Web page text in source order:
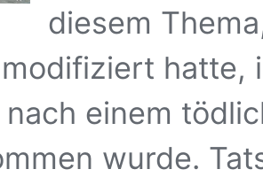
diesem
hatte,
einem
wurde.